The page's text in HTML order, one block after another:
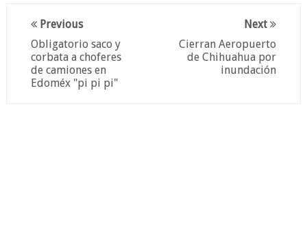
Next
Cierran Aeropuerto
de Chihuahua por
inundación
Previous
Obligatorio saco y
corbata a choferes
de camiones en
Edoméx "pi pi pi"